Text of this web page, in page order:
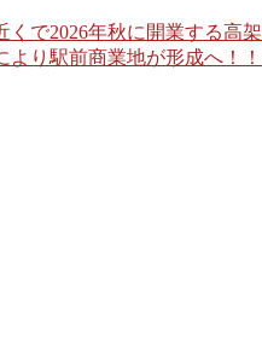
で2026年秋に開業する高
り駅前商業地が形成へ！！